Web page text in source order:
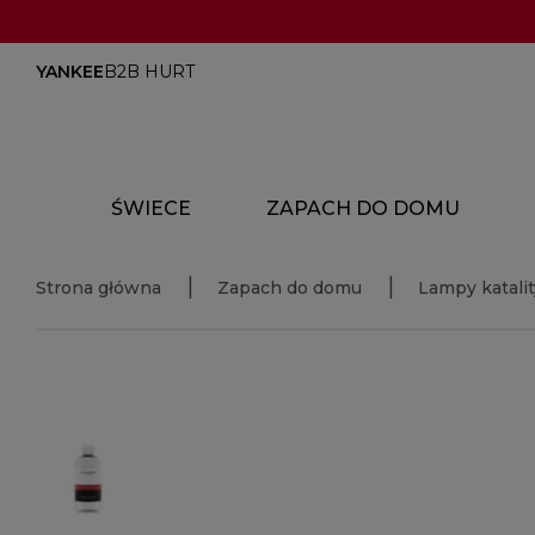
YANKEEB2B HURT
ŚWIECE ZAPACH DO DOMU
Strona główna Zapach do domu Lampy